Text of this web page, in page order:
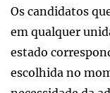
Os candidatos
em qualquer
estado
escolhida no